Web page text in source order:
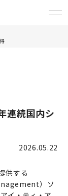
連続国内シ
2026.05.22
供する
）ソ